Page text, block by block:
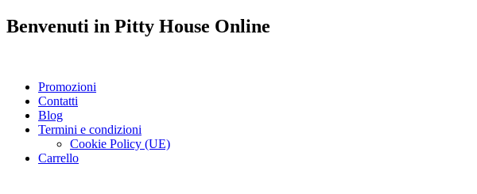
Benvenuti in Pitty House Online
Promozioni
Contatti
Blog
Termini e condizioni
Cookie Policy (UE)
Carrello